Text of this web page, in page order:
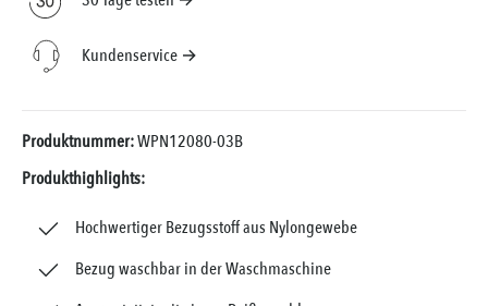
Kundenservice →
Produktnummer:WPN12080-03B
Produkthighlights:
Hochwertiger Bezugsstoff aus Nylongewebe
Bezug waschbar in der Waschmaschine